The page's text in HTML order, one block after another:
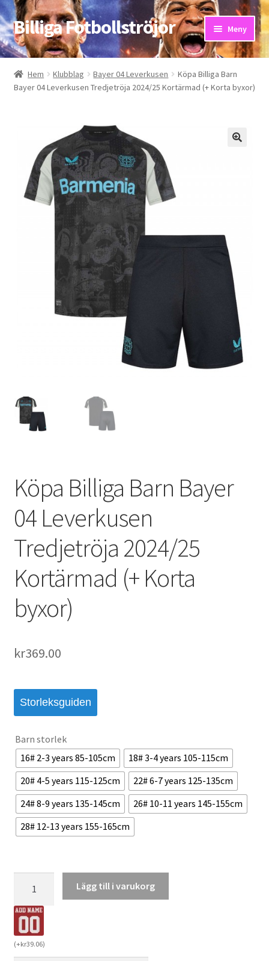
Hoppa
till
navigering
Hoppa
till
innehåll
Billiga Fotbollströjor Meny
Hem
Bloggar
Kassa
Kontakta oss
Storleksguiden
Hem Klubblag Bayer 04 Leverkusen
Köpa Billiga Barn
Bayer 04 Leverkusen Tredjetröja 2024/25 Kortärmad (+ Korta byxor)
Köpa Billiga Barn Bayer
04 Leverkusen
Tredjetröja 2024/25
Kortärmad (+ Korta
byxor)
kr369.00
Storleksguiden
Barn storlek
16# 2-3 years 85-105cm
18# 3-4 years 105-115cm
20# 4-5 years 115-125cm
22# 6-7 years 125-135cm
24# 8-9 years 135-145cm
26# 10-11 years 145-155cm
28# 12-13 years 155-165cm
Billiga
Barn
Bayer
04
Leverkusen
Lägg till i varukorg
(+kr39.06)